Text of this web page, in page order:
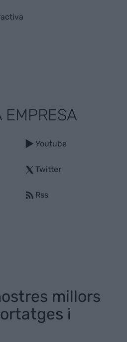
EMPRESA
Youtube
Twitter
Rss
millors
i